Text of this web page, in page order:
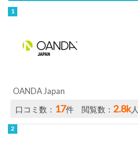
OANDA Japan
口コミ数： 17件 閲覧数：2.8k人